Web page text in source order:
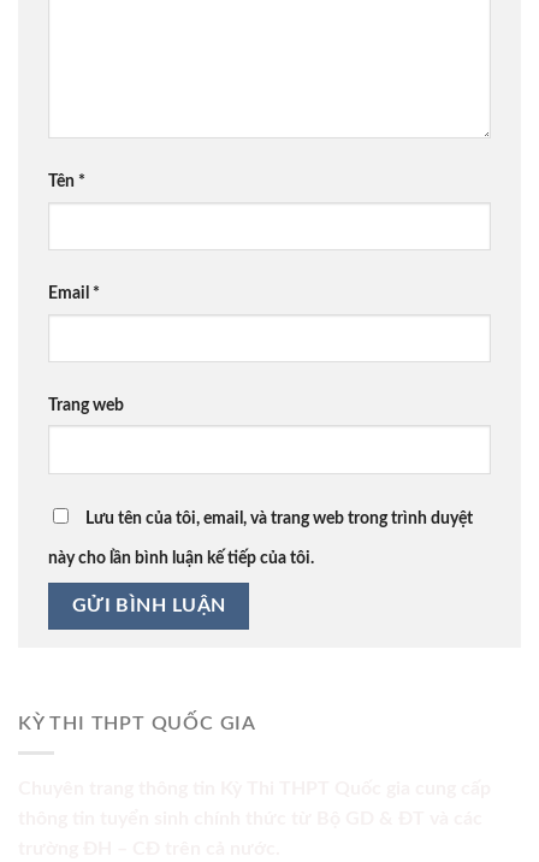
Tên *
Email *
Trang web
Lưu tên của tôi, email, và trang web trong trình duyệt
này cho lần bình luận kế tiếp của tôi.
KỲ THI THPT QUỐC GIA